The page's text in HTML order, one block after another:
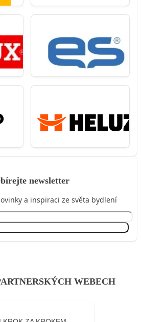
newsletter
a inspiraci ze světa bydlení
WEBECH